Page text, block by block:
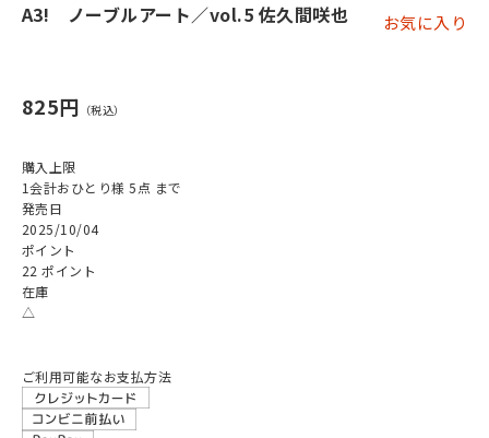
A3! ノーブルアート／vol.5 佐久間咲也 お気に入り
825円
購入上限
1会計おひとり様 5点 まで
発売日
2025/10/04
ポイント
22 ポイント
在庫
△
ご利用可能なお支払方法